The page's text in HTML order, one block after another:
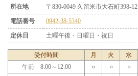
所在地
〒830-0049 久留米市大石町398-12
電話番号
0942-38-5340
定休日
土曜午後・日曜日・祝日
受付時間 月 火 水
午前 8:00～12:00
○ ○ ○